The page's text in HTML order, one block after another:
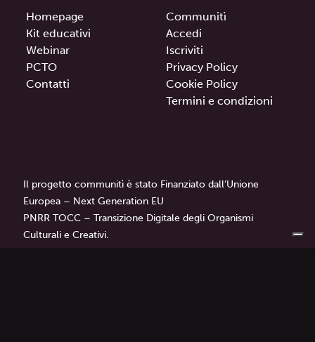
Homepage
Kit educativi
Webinar
PCTO
Contatti
Communitì
Accedi
Iscriviti
Privacy Policy
Cookie Policy
Termini e condizioni
Il progetto communitì è stato Finanziato dall’Unione
Europea – Next Generation EU
PNRR TOCC – Transizione Digitale degli Organismi
Culturali e Creativi.